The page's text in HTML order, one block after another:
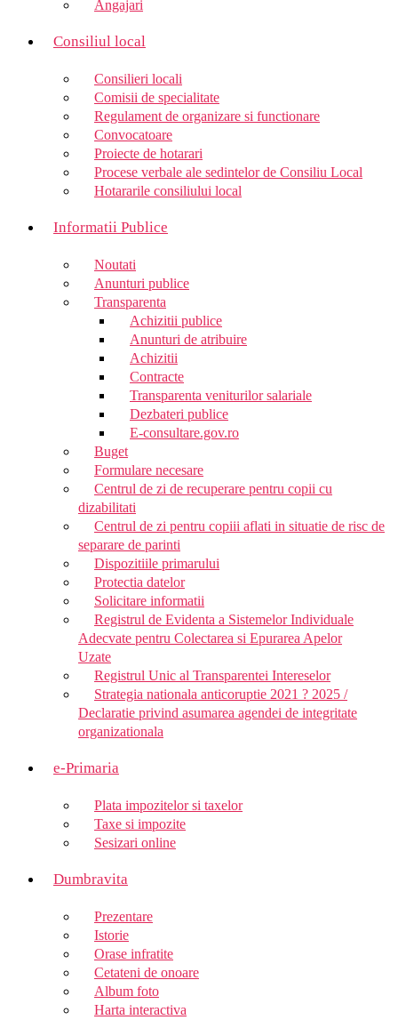
Angajari
Consiliul local
Consilieri locali
Comisii de specialitate
Regulament de organizare si functionare
Convocatoare
Proiecte de hotarari
Procese verbale ale sedintelor de Consiliu Local
Hotararile consiliului local
Informatii Publice
Noutati
Anunturi publice
Transparenta
Achizitii publice
Anunturi de atribuire
Achizitii
Contracte
Transparenta veniturilor salariale
Dezbateri publice
E-consultare.gov.ro
Buget
Formulare necesare
Centrul de zi de recuperare pentru copii cu
dizabilitati
Centrul de zi pentru copiii aflati in situatie de risc de
separare de parinti
Dispozitiile primarului
Protectia datelor
Solicitare informatii
Registrul de Evidenta a Sistemelor Individuale
Adecvate pentru Colectarea si Epurarea Apelor
Uzate
Registrul Unic al Transparentei Intereselor
Strategia nationala anticoruptie 2021 ? 2025 /
Declaratie privind asumarea agendei de integritate
organizationala
e-Primaria
Plata impozitelor si taxelor
Taxe si impozite
Sesizari online
Dumbravita
Prezentare
Istorie
Orase infratite
Cetateni de onoare
Album foto
Harta interactiva